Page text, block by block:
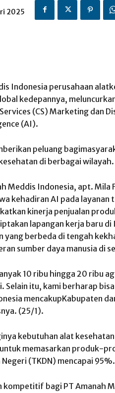
2025
Indonesia perusahaan
kedepannya,
(CS) Marketing dan
(AI).
peluang
di berbagai wilayah.
Meddis Indonesia, apt. Mila
kehadiran AI pada layanan
kinerja penjualan
lapangan kerja baru di
yang berbeda di tengah
sumber daya manusia di
10 ribu hingga 20 ribu
Selain itu, kami berharap
mencakupKabupaten
(25/1).
kebutuhan alat
memasarkan produk-
(TKDN) mencapai 95%.
kompetitif bagi PT Amanah